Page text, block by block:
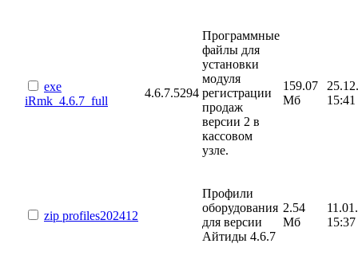
exe
iRmk_4.6.7_full
4.6.7.5294
Программные
файлы для
установки
модуля
регистрации
продаж
версии 2 в
кассовом
узле.
159.07
Мб
15:41
zip profiles202412
Профили
оборудования
для версии
Айтиды 4.6.7
2.54
Мб
15:37